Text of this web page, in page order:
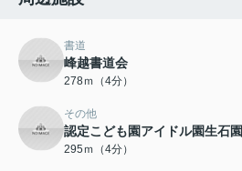
書道
峰越書道会
278ｍ（4分）
その他
認定こども園アイドル園生石園
295ｍ（4分）